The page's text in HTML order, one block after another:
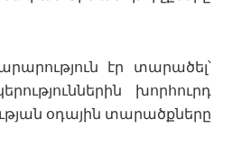
էր տարածել՝
խորհուրդ
օդային տարածքները